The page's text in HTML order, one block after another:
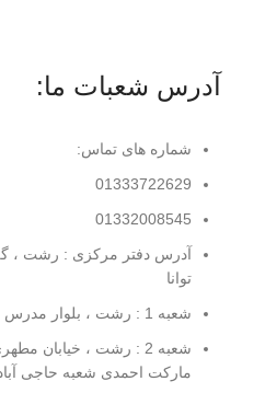
آدرس شعبات ما:
شماره های تماس:
01333722629
01332008545
آدرس دفتر مرکزی : رشت ،
توانا
شعبه 1 : رشت ، بلوار مدرس ، هایپر مارکت احمدی
شعبه 2 : رشت ، خیابان
مارکت احمدی شعبه حاجی آباد